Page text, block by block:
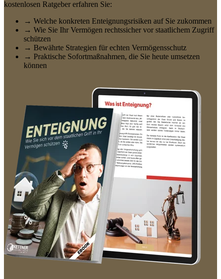
kostenlosen Ratgeber erfahren Sie:
→ Welche konkreten Enteignungsrisiken auf Sie zukommen
→ Wie Sie Ihr Vermögen rechtssicher vor staatlichem Zugriff
schützen
→ Bewährte Strategien für echten Vermögensschutz
→ Praktische Sofortmaßnahmen, die Sie heute umsetzen
können